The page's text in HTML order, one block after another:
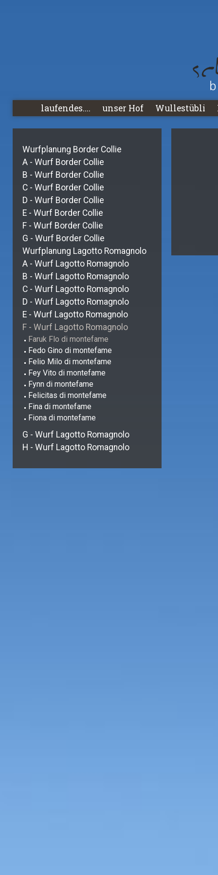
laufendes.... unser Hof Wullestübli
Wurfplanung Border Collie
A - Wurf Border Collie
B - Wurf Border Collie
C - Wurf Border Collie
D - Wurf Border Collie
E - Wurf Border Collie
F - Wurf Border Collie
G - Wurf Border Collie
Wurfplanung Lagotto Romagnolo
A - Wurf Lagotto Romagnolo
B - Wurf Lagotto Romagnolo
C - Wurf Lagotto Romagnolo
D - Wurf Lagotto Romagnolo
E - Wurf Lagotto Romagnolo
F - Wurf Lagotto Romagnolo
Faruk Flo di montefame
Fedo Gino di montefame
Felio Milo di montefame
Fey Vito di montefame
Fynn di montefame
Felicitas di montefame
Fina di montefame
Fiona di montefame
G - Wurf Lagotto Romagnolo
H - Wurf Lagotto Romagnolo